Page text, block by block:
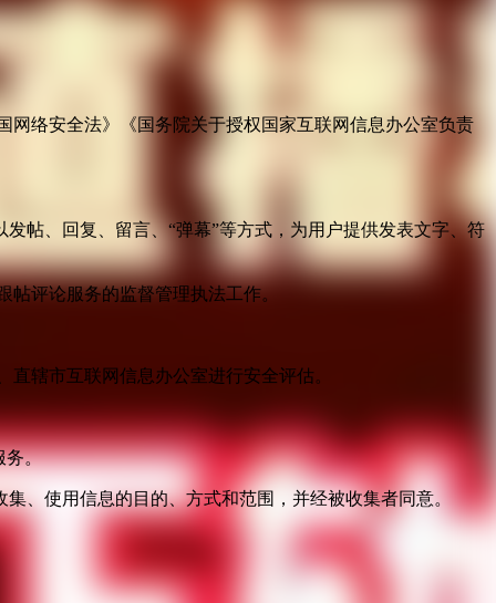
络安全法》《国务院关于授权国家互联网信息办公室负责
帖、回复、留言、“弹幕”等方式，为用户提供发表文字、符
评论服务的监督管理执法工作。
辖市互联网信息办公室进行安全评估。
务。
、使用信息的目的、方式和范围，并经被收集者同意。